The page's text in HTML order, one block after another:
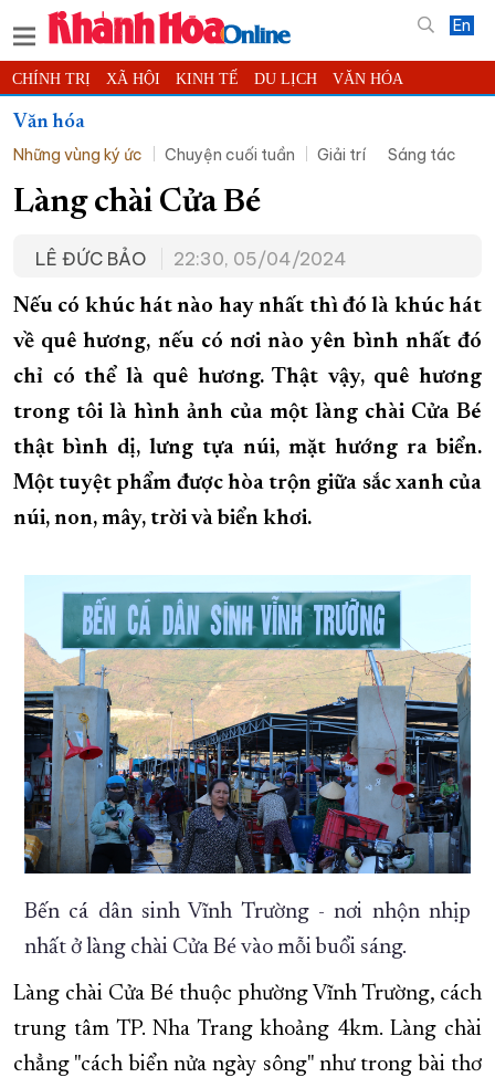
En
CHÍNH TRỊ XÃ HỘI KINH TẾ DU LỊCH VĂN HÓA
THỂ THAO
KHOA HỌC - CÔNG NGHỆ PHÁP LUẬT BẠN ĐỌC PHÓNG SỰ
THẾ GIỚI MULTIMEDIA VIDEO
QUY HOẠCH TỈNH KHÁNH HÒA
TRƯỜNG SA BIỂN ĐẢO QUÊ HƯƠNG
CHUNG TAY CẢI CÁCH HÀNH CHÍNH
XÂY DỰNG NÔNG THÔN MỚI LỊCH CẮT ĐIỆN
TÀU - XE - MÁY BAY
KỶ NIỆM 370 NĂM XÂY DỰNG VÀ PHÁT TRIỂN TỈNH KHÁNH HÒA
KHOẢNH KHẮC ĐẸP XỨ TRẦM
XÂY DỰNG KHÁNH HÒA TRỞ THÀNH THÀNH PHỐ TRỰC THUỘC
Văn hóa
Những vùng ký ức
Chuyện cuối tuần Giải trí Sáng tác
Làng chài Cửa Bé
LÊ ĐỨC BẢO 22:30, 05/04/2024
Nếu có khúc hát nào hay nhất thì đó là khúc hát
về quê hương, nếu có nơi nào yên bình nhất đó
chỉ có thể là quê hương. Thật vậy, quê hương
trong tôi là hình ảnh của một làng chài Cửa Bé
thật bình dị, lưng tựa núi, mặt hướng ra biển.
Một tuyệt phẩm được hòa trộn giữa sắc xanh của
núi, non, mây, trời và biển khơi.
Bến cá dân sinh Vĩnh Trường - nơi nhộn nhịp
nhất ở làng chài Cửa Bé vào mỗi buổi sáng.
Làng chài Cửa Bé thuộc phường Vĩnh Trường, cách
trung tâm TP. Nha Trang khoảng 4km. Làng chài
chẳng "cách biển nửa ngày sông" như trong bài thơ